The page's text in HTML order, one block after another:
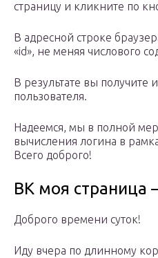
страницу и кликните по
В адресной строке
«id», не меняя числового
В результате вы получите
пользователя.
Надеемся, мы в полной
вычисления логина в
Всего доброго!
ВК моя страница
Доброго времени суток!
Иду вчера по длинному